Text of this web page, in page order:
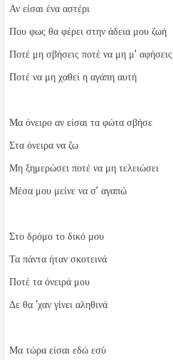
Αν είσαι ένα αστέρι
Που φως θα φέρει στην άδεια μου ζωή
Ποτέ μη σβήσεις ποτέ να μη μ’ αφήσεις
Ποτέ να μη χαθεί η αγάπη αυτή
Μα όνειρο αν είσαι τα φώτα σβήσε
Στα όνειρα να ζω
Μη ξημερώσει ποτέ να μη τελειώσει
Μέσα μου μείνε να σ’ αγαπώ
Στο δρόμο το δικό μου
Τα πάντα ήταν σκοτεινά
Ποτέ τα όνειρά μου
Δε θα ‘χαν γίνει αληθινά
Μα τώρα είσαι εδώ εσύ